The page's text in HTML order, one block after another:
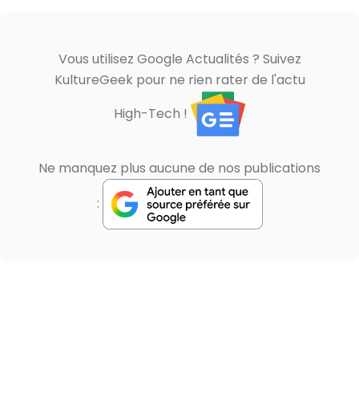
Vous utilisez Google Actualités ? Suivez
KultureGeek pour ne rien rater de l'actu
High-Tech !
Ne manquez plus aucune de nos publications
: